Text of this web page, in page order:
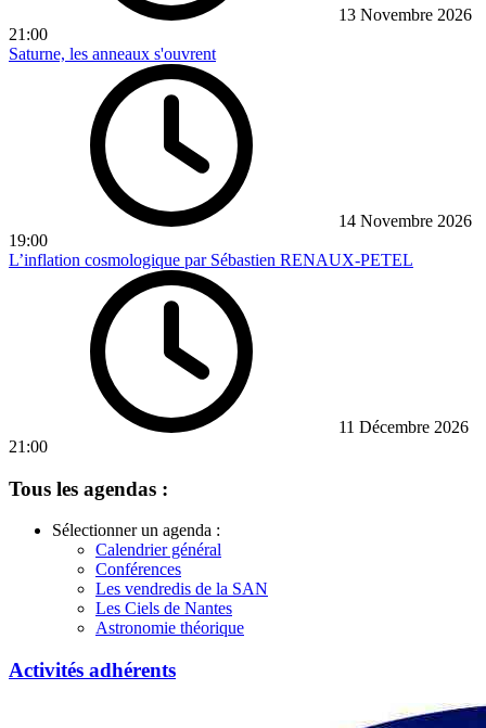
13 Novembre 2026
21:00
Saturne, les anneaux s'ouvrent
14 Novembre 2026
19:00
L’inflation cosmologique par Sébastien RENAUX-PETEL
11 Décembre 2026
21:00
Tous les agendas :
Sélectionner un agenda :
Calendrier général
Conférences
Les vendredis de la SAN
Les Ciels de Nantes
Astronomie théorique
Activités adhérents